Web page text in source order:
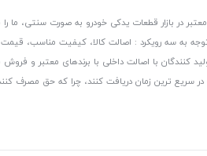
در بازار قطعات یدکی خودرو به صورت سنتی، ما
به سه رویکرد : اصالت کالا، کیفیت مناسب،
کنندگان با اصالت داخلی با برندهای معتبر و
سریع ترین زمان دریافت کنند، چرا که حق مصرف